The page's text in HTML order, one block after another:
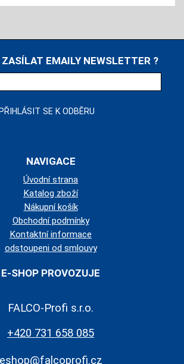
EMAILY NEWSLETTER ?
NAVIGACE
Úvodní strana
Katalog zboží
Nákupní košík
Obchodní podmínky
Kontaktní informace
odstoupeni od smlouvy
E-SHOP PROVOZUJE
FALCO-Profi s.r.o.
+420 731 658 085
eshop@falcoprofi.cz